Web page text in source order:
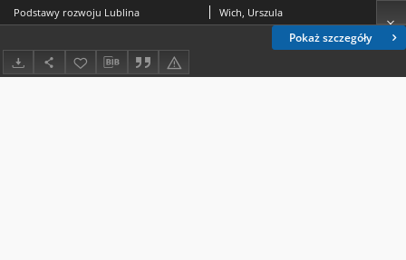
Pokaż szczegóły
Podstawy rozwoju Lublina Wich, Urszula